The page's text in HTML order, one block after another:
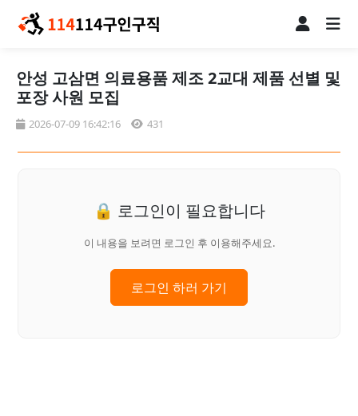
안성 고삼면 의료용품 제조 2교대 제품 선별 및
포장 사원 모집
2026-07-09 16:42:16 431
🔒 로그인이 필요합니다
이 내용을 보려면 로그인 후 이용해주세요.
로그인 하러 가기